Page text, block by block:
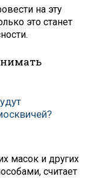
на эту
это станет
масок и других
считает